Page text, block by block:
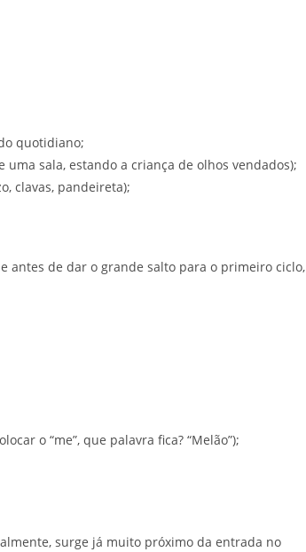
quotidiano;
sala, estando a criança de olhos vendados);
clavas, pandeireta);
antes de dar o grande salto para o primeiro ciclo,
o “me”, que palavra fica? “Melão”);
surge já muito próximo da entrada no